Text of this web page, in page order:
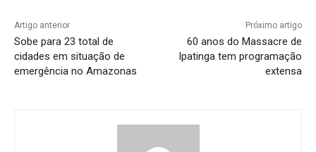
Artigo anterior
Sobe para 23 total de
cidades em situação de
emergência no Amazonas
Próximo artigo
60 anos do Massacre de
Ipatinga tem programação
extensa